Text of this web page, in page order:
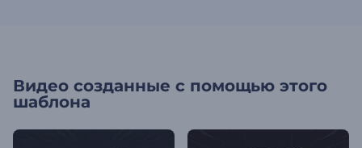
Видео созданные с помощью этого
шаблона